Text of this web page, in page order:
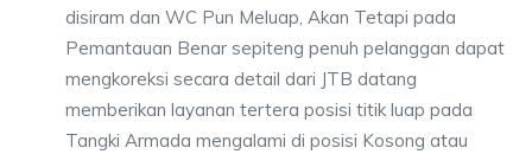
disiram dan WC Pun Meluap, Akan Tetapi pada
Pemantauan Benar sepiteng penuh pelanggan dapat
mengkoreksi secara detail dari JTB datang
memberikan layanan tertera posisi titik luap pada
Tangki Armada mengalami di posisi Kosong atau